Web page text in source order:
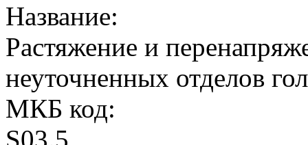
Название:
Растяжение и
неуточненных отделов
МКБ код:
S03.5